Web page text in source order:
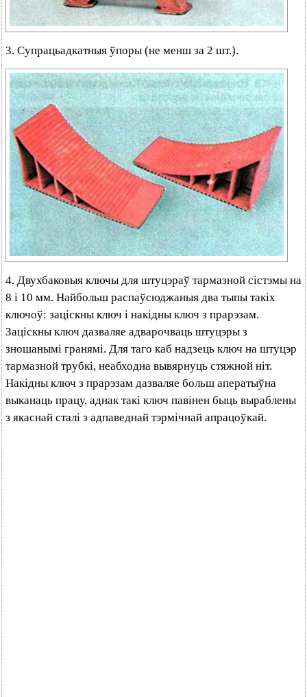
3. Супрацьадкатныя ўпоры (не менш за 2 шт.).
4. Двухбаковыя ключы для штуцэраў тармазной сістэмы на
8 і 10 мм. Найбольш распаўсюджаныя два тыпы такіх
ключоў: заціскны ключ і накідны ключ з прарэзам.
Заціскны ключ дазваляе адварочваць штуцэры з
зношанымі гранямі. Для таго каб надзець ключ на штуцэр
тармазной трубкі, неабходна вывярнуць стяжной ніт.
Накідны ключ з прарэзам дазваляе больш аператыўна
выканаць працу, аднак такі ключ павінен быць выраблены
з якаснай сталі з адпаведнай тэрмічнай апрацоўкай.